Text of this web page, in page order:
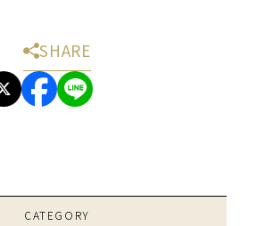
SHARE
CATEGORY